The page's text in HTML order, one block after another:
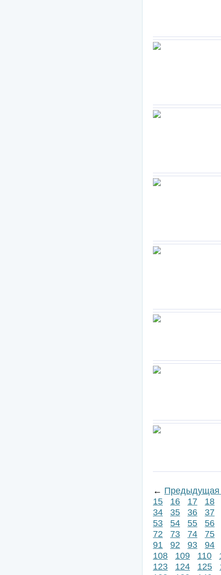
← Предыдущая
15
16 17
18
34
35 36
37
53
54 55
56
72
73 74
75
91
92 93
94
108
109 110
123
124 125